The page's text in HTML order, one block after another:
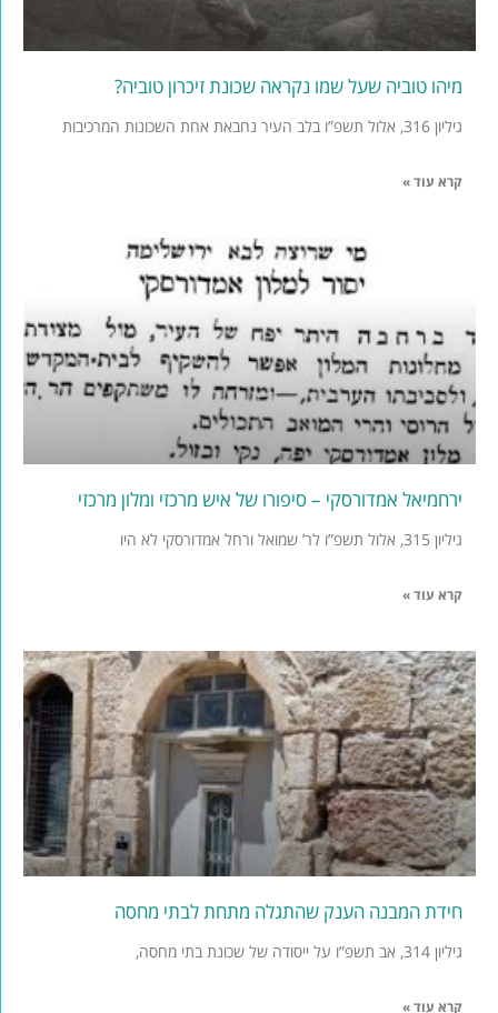
מיהו טוביה שעל שמו נקראה שכונת זיכרון טוביה?
גיליון 316, אלול תשפ”ו בלב העיר נחבאת אחת השכונות המרכיבות
קרא עוד »
ירחמיאל אמדורסקי – סיפורו של איש מרכזי ומלון מרכזי
גיליון 315, אלול תשפ”ו לר’ שמואל ורחל אמדורסקי לא היו
קרא עוד »
חידת המבנה הענק שהתגלה מתחת לבתי מחסה
גיליון 314, אב תשפ”ו על ייסודה של שכונת בתי מחסה,
קרא עוד »